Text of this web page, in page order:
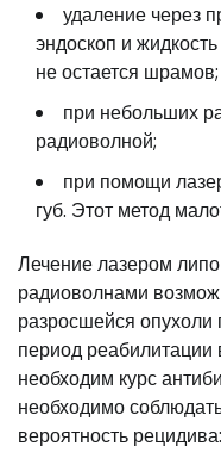
удаление через
эндоскоп и
не остается шрамов;
при небольших
радиоволной;
при помощи
губ. Этот метод
Лечение лазером
радиоволнами
разросшейся опухоли
период реабилитации
необходим курс
необходимо
вероятность рецидива: